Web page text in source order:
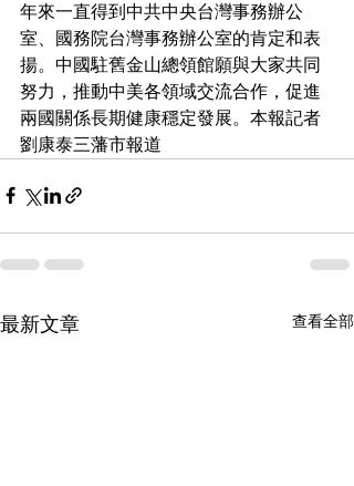
年來一直得到中共中央台灣事務辦公
室、國務院台灣事務辦公室的肯定和表
揚。中國駐舊金山總領館願與大家共同
努力，推動中美各領域交流合作，促進
兩國關係長期健康穩定發展。本報記者
劉康泰三藩市報道
最新文章 查看全部